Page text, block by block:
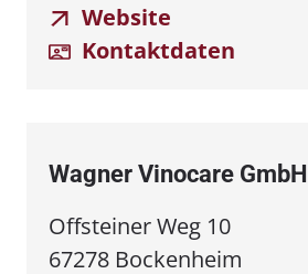
Website
Kontaktdaten
Wagner Vinocare GmbH
Offsteiner Weg 10
67278 Bockenheim